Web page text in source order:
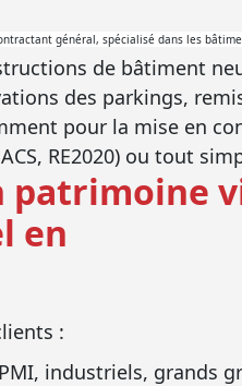
général, spécialisé dans les
de bâtiment
des parkings,
pour la mise en
RE2020) ou tout
patrimoine
en
:
industriels,